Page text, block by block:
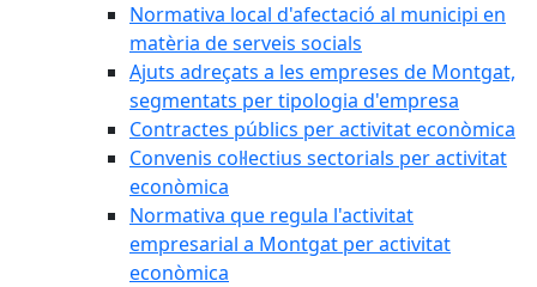
Normativa local d'afectació al municipi en
matèria de serveis socials
Ajuts adreçats a les empreses de Montgat,
segmentats per tipologia d'empresa
Contractes públics per activitat econòmica
Convenis col·lectius sectorials per activitat
econòmica
Normativa que regula l'activitat
empresarial a Montgat per activitat
econòmica